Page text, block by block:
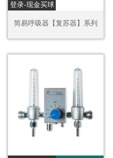
登录-现金买球
简易呼吸器【复苏器】系列